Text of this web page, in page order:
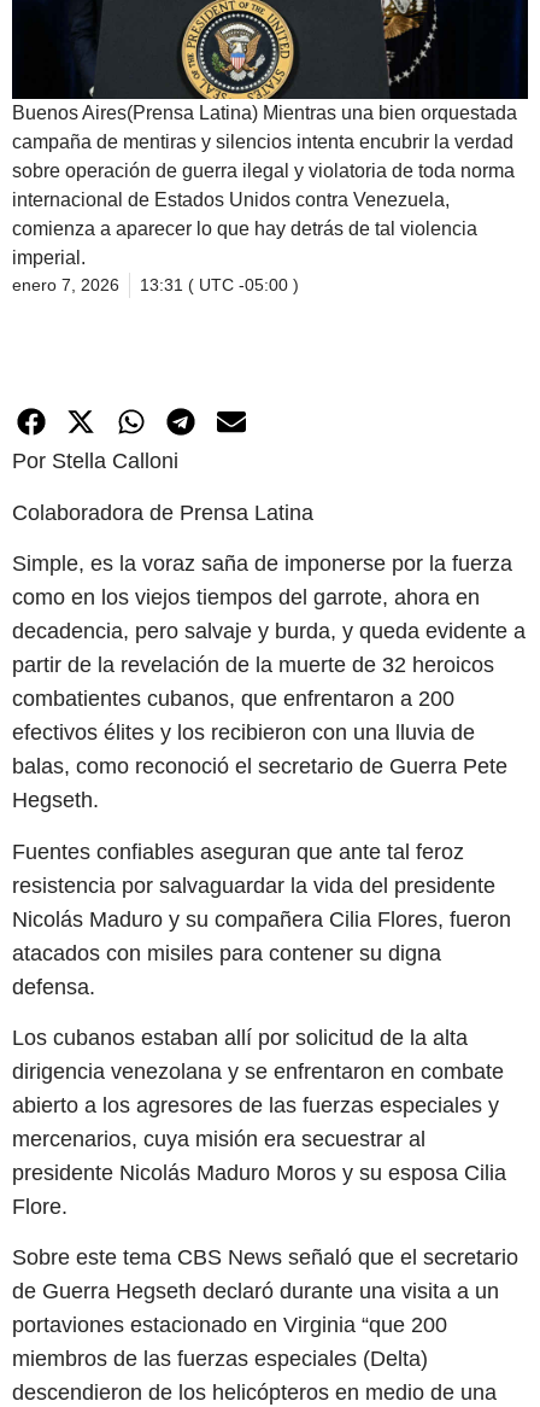
Buenos Aires(Prensa Latina) Mientras una bien orquestada
campaña de mentiras y silencios intenta encubrir la verdad
sobre operación de guerra ilegal y violatoria de toda norma
internacional de Estados Unidos contra Venezuela,
comienza a aparecer lo que hay detrás de tal violencia
imperial.
enero 7, 2026 13:31 ( UTC -05:00 )
Por Stella Calloni
Colaboradora de Prensa Latina
Simple, es la voraz saña de imponerse por la fuerza
como en los viejos tiempos del garrote, ahora en
decadencia, pero salvaje y burda, y queda evidente a
partir de la revelación de la muerte de 32 heroicos
combatientes cubanos, que enfrentaron a 200
efectivos élites y los recibieron con una lluvia de
balas, como reconoció el secretario de Guerra Pete
Hegseth.
Fuentes confiables aseguran que ante tal feroz
resistencia por salvaguardar la vida del presidente
Nicolás Maduro y su compañera Cilia Flores, fueron
atacados con misiles para contener su digna
defensa.
Los cubanos estaban allí por solicitud de la alta
dirigencia venezolana y se enfrentaron en combate
abierto a los agresores de las fuerzas especiales y
mercenarios, cuya misión era secuestrar al
presidente Nicolás Maduro Moros y su esposa Cilia
Flore.
Sobre este tema CBS News señaló que el secretario
de Guerra Hegseth declaró durante una visita a un
portaviones estacionado en Virginia “que 200
miembros de las fuerzas especiales (Delta)
descendieron de los helicópteros en medio de una